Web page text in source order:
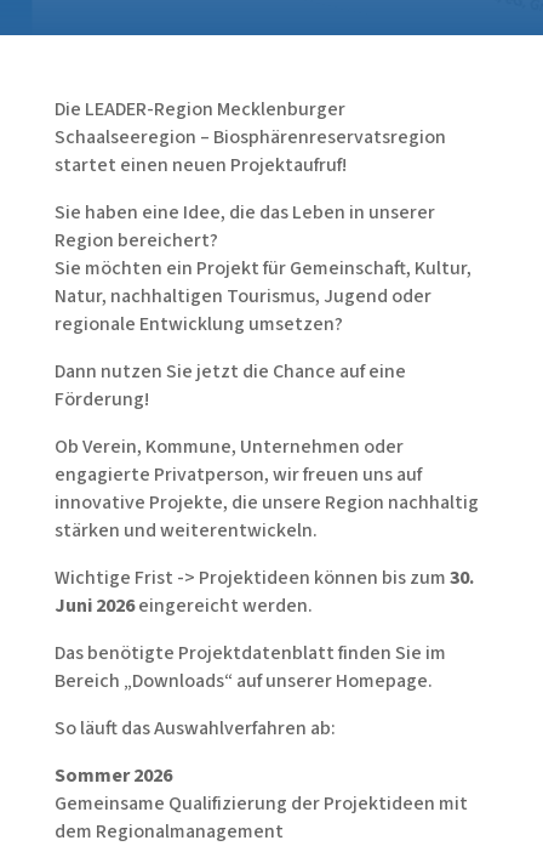
Die LEADER-Region Mecklenburger
Schaalseeregion – Biosphärenreservatsregion
startet einen neuen Projektaufruf!
Sie haben eine Idee, die das Leben in unserer
Region bereichert?
Sie möchten ein Projekt für Gemeinschaft, Kultur,
Natur, nachhaltigen Tourismus, Jugend oder
regionale Entwicklung umsetzen?
Dann nutzen Sie jetzt die Chance auf eine
Förderung!
Ob Verein, Kommune, Unternehmen oder
engagierte Privatperson, wir freuen uns auf
innovative Projekte, die unsere Region nachhaltig
stärken und weiterentwickeln.
Wichtige Frist -> Projektideen können bis zum30.
Juni 2026eingereicht werden.
Das benötigte Projektdatenblatt finden Sie im
Bereich „Downloads“ auf unserer Homepage.
So läuft das Auswahlverfahren ab:
Sommer 2026
Gemeinsame Qualifizierung der Projektideen mit
dem Regionalmanagement